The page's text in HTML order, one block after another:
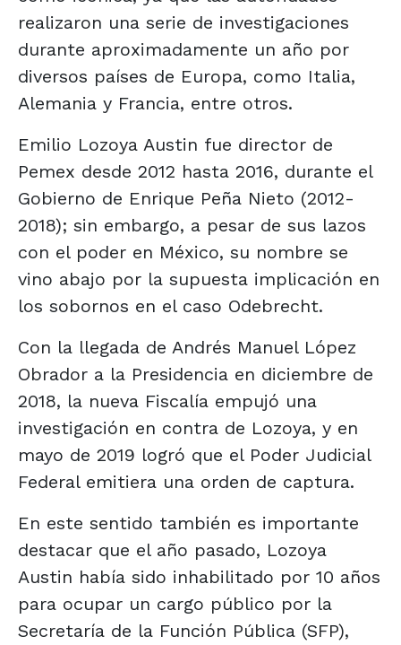
realizaron una serie de investigaciones
durante aproximadamente un año por
diversos países de Europa, como Italia,
Alemania y Francia, entre otros.
Emilio Lozoya Austin fue director de
Pemex desde 2012 hasta 2016, durante el
Gobierno de Enrique Peña Nieto (2012-
2018); sin embargo, a pesar de sus lazos
con el poder en México, su nombre se
vino abajo por la supuesta implicación en
los sobornos en el caso Odebrecht.
Con la llegada de Andrés Manuel López
Obrador a la Presidencia en diciembre de
2018, la nueva Fiscalía empujó una
investigación en contra de Lozoya, y en
mayo de 2019 logró que el Poder Judicial
Federal emitiera una orden de captura.
En este sentido también es importante
destacar que el año pasado, Lozoya
Austin había sido inhabilitado por 10 años
para ocupar un cargo público por la
Secretaría de la Función Pública (SFP),